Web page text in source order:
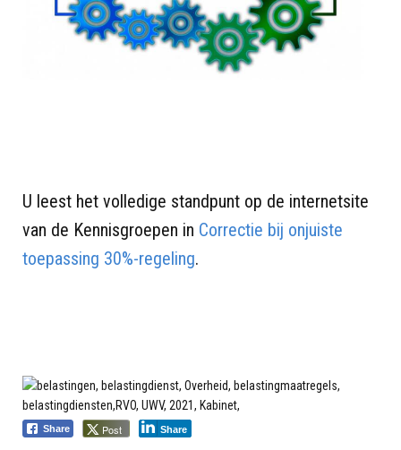
U leest het volledige standpunt op de internetsite
van de Kennisgroepen in Correctie bij onjuiste
toepassing 30%-regeling.
Share Post Share